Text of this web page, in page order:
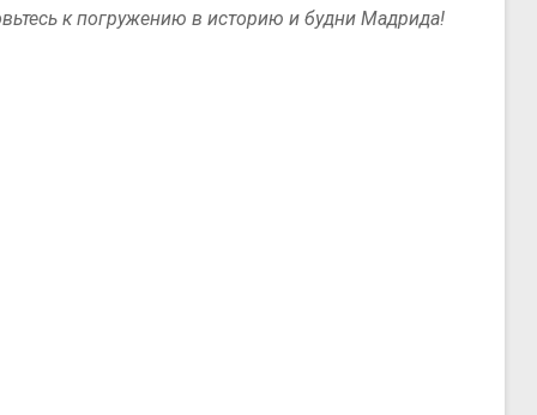
к погружению в историю и будни Мадрида!